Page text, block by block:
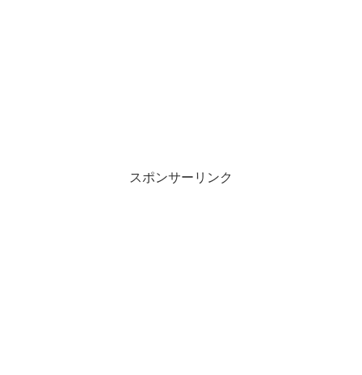
スポンサーリンク